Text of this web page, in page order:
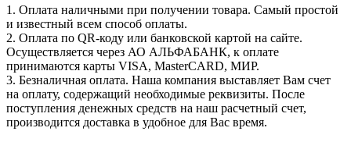
1. Оплата наличными при получении товара. Самый простой
и известный всем способ оплаты.
2. Оплата по QR-коду или банковской картой на сайте.
Осуществляется через АО АЛЬФАБАНК, к оплате
принимаются карты VISA, MasterCARD, МИР.
3. Безналичная оплата. Наша компания выставляет Вам счет
на оплату, содержащий необходимые реквизиты. После
поступления денежных средств на наш расчетный счет,
производится доставка в удобное для Вас время.